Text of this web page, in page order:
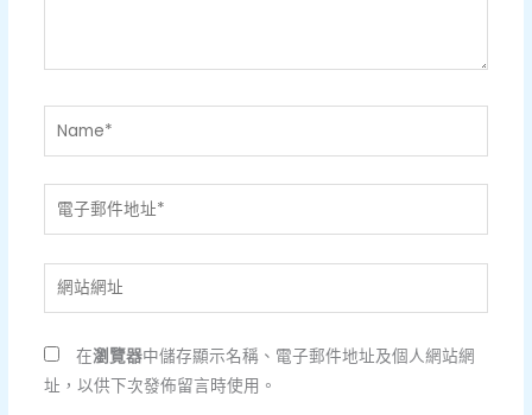
Name*
電
件
地
址
*
址
在瀏覽器中儲存顯示名稱、電子郵件地址及個人網站網
址，以供下次發佈留言時使用。